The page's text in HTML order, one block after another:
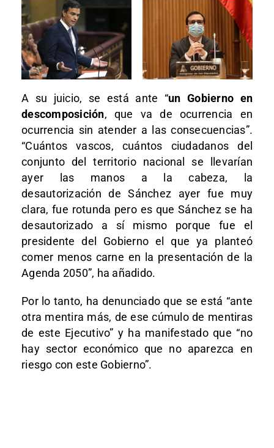
A su juicio, se está ante “un Gobierno en
descomposición, que va de ocurrencia en
ocurrencia sin atender a las consecuencias”.
“Cuántos vascos, cuántos ciudadanos del
conjunto del territorio nacional se llevarían
ayer las manos a la cabeza, la
desautorización de Sánchez ayer fue muy
clara, fue rotunda pero es que Sánchez se ha
desautorizado a sí mismo porque fue el
presidente del Gobierno el que ya planteó
comer menos carne en la presentación de la
Agenda 2050”, ha añadido.
Por lo tanto, ha denunciado que se está “ante
otra mentira más, de ese cúmulo de mentiras
de este Ejecutivo” y ha manifestado que “no
hay sector económico que no aparezca en
riesgo con este Gobierno”.